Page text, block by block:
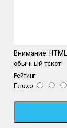
Внимание:
обычный текст!
Рейтинг
Плохо